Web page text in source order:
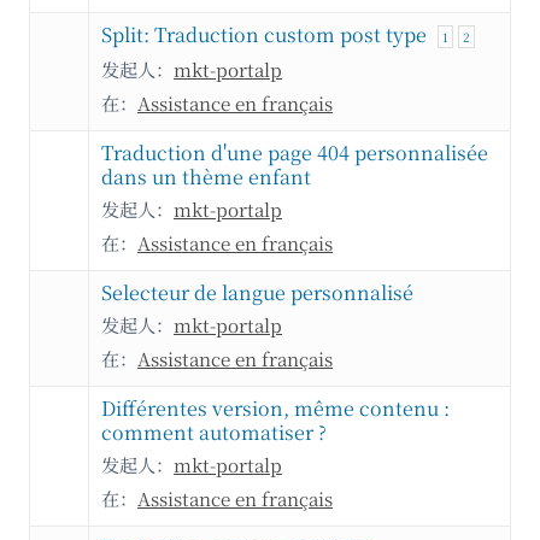
Split: Traduction custom post type 1 2
发起人： mkt-portalp
在： Assistance en français
Traduction d'une page 404 personnalisée
dans un thème enfant
发起人： mkt-portalp
在： Assistance en français
Selecteur de langue personnalisé
发起人： mkt-portalp
在： Assistance en français
Différentes version, même contenu :
comment automatiser ?
发起人： mkt-portalp
在： Assistance en français